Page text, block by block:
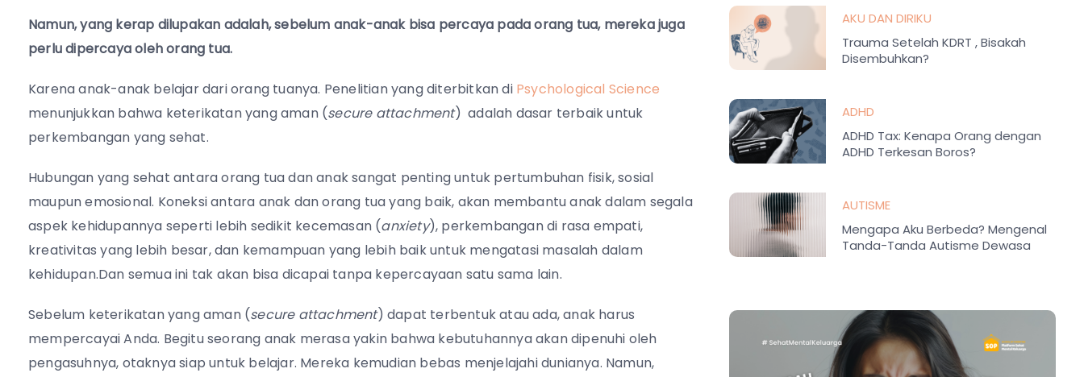
Namun, yang kerap dilupakan adalah, sebelum anak-anak bisa percaya pada orang tua, mereka juga
perlu dipercaya oleh orang tua.
Karena anak-anak belajar dari orang tuanya. Penelitian yang diterbitkan di Psychological Science
menunjukkan bahwa keterikatan yang aman (secure attachment) adalah dasar terbaik untuk
perkembangan yang sehat.
Hubungan yang sehat antara orang tua dan anak sangat penting untuk pertumbuhan fisik, sosial
maupun emosional. Koneksi antara anak dan orang tua yang baik, akan membantu anak dalam segala
aspek kehidupannya seperti lebih sedikit kecemasan (anxiety), perkembangan di rasa empati,
kreativitas yang lebih besar, dan kemampuan yang lebih baik untuk mengatasi masalah dalam
kehidupan.Dan semua ini tak akan bisa dicapai tanpa kepercayaan satu sama lain.
Sebelum keterikatan yang aman (secure attachment) dapat terbentuk atau ada, anak harus
mempercayai Anda. Begitu seorang anak merasa yakin bahwa kebutuhannya akan dipenuhi oleh
pengasuhnya, otaknya siap untuk belajar. Mereka kemudian bebas menjelajahi dunianya. Namun,
AKU DAN DIRIKU
Trauma Setelah KDRT , Bisakah
Disembuhkan?
ADHD
ADHD Tax: Kenapa Orang dengan
ADHD Terkesan Boros?
AUTISME
Mengapa Aku Berbeda? Mengenal
Tanda-Tanda Autisme Dewasa